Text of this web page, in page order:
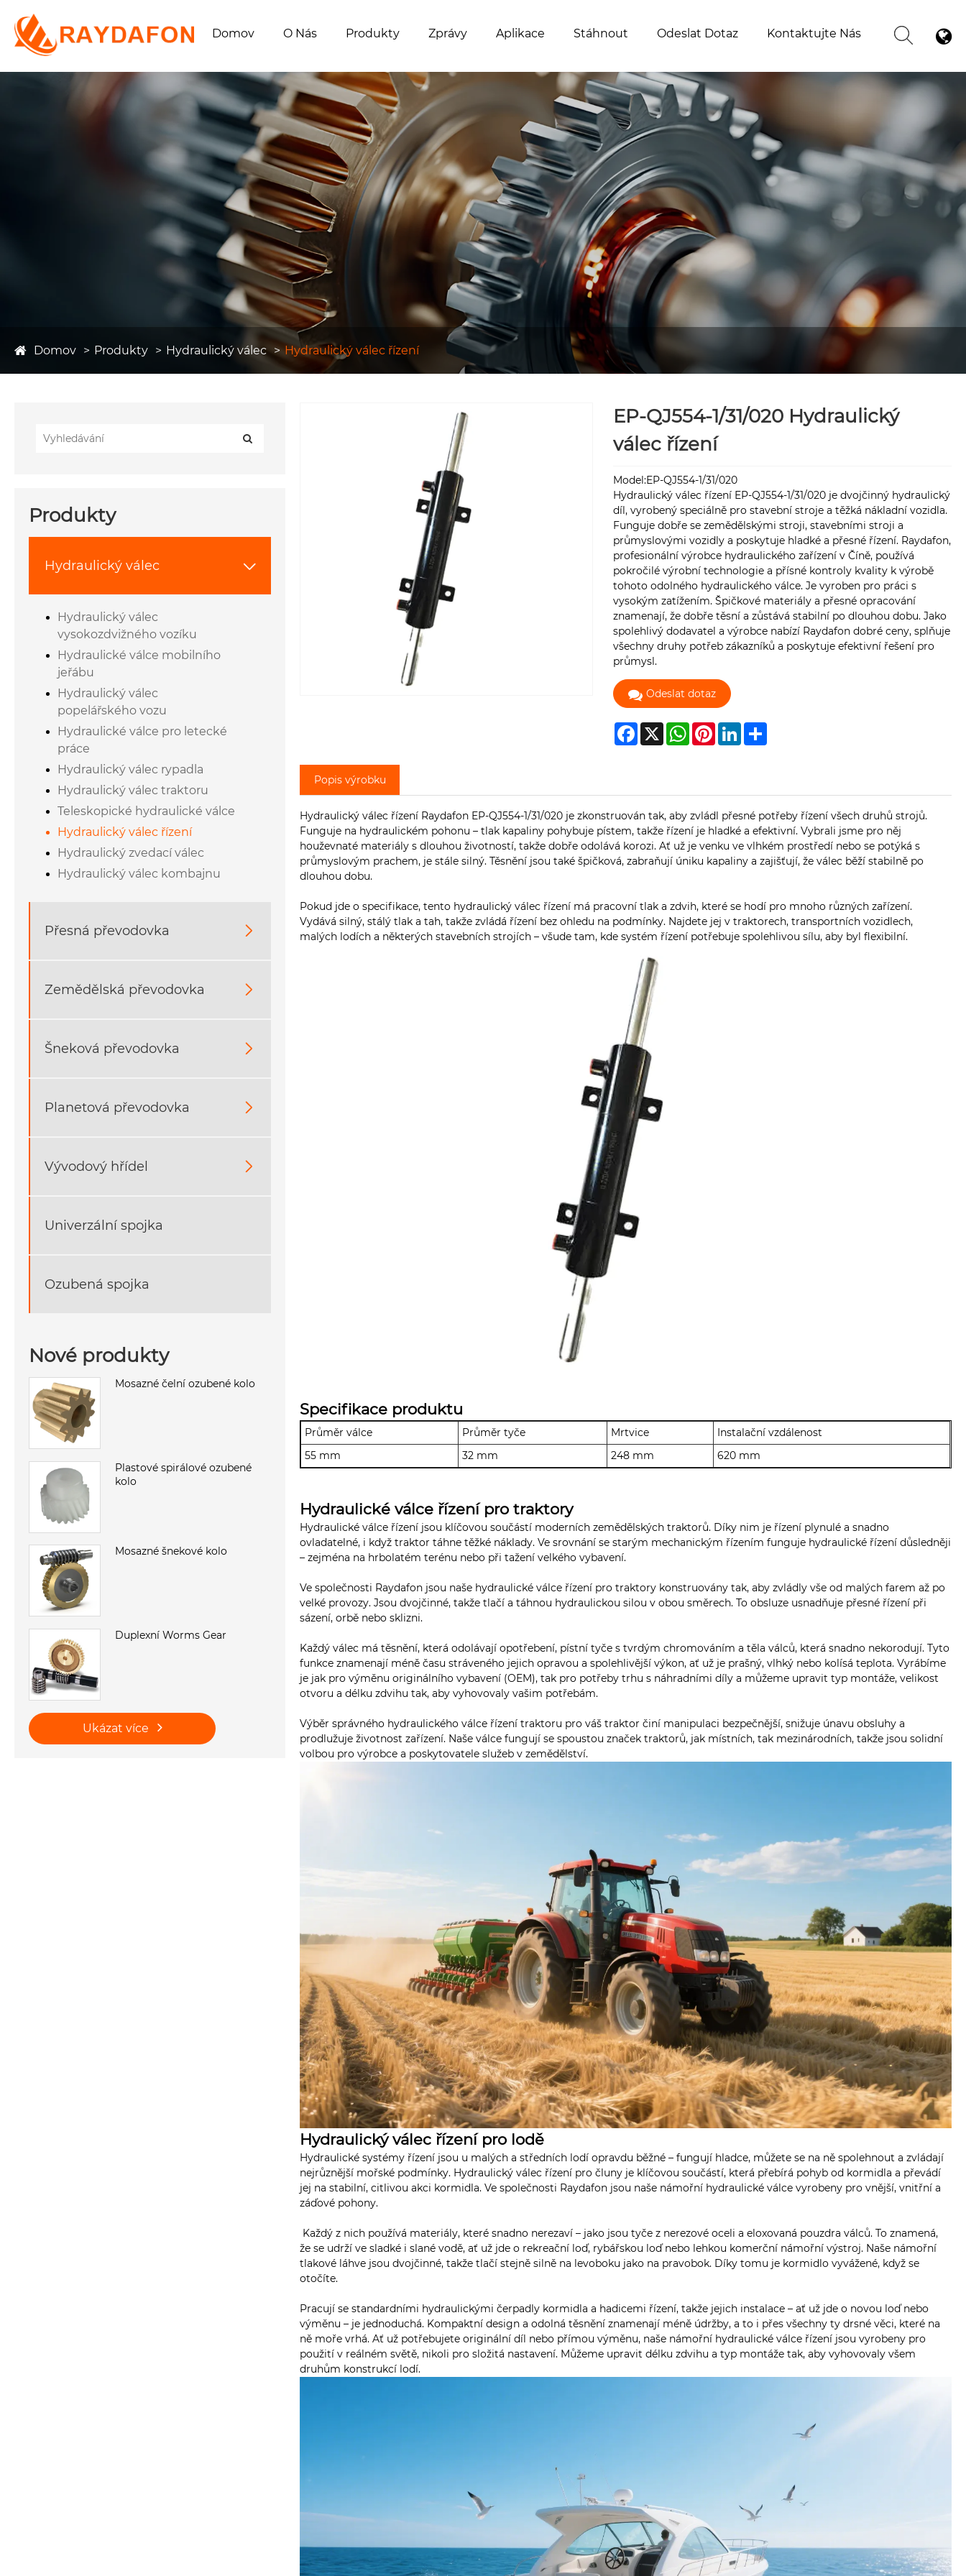
Domov O Nás Produkty Zprávy Aplikace Stáhnout Odeslat Dotaz Kontaktujte Nás
Domov Produkty Hydraulický válec Hydraulický válec řízení
Produkty
Hydraulický válec 
Hydraulický válec
vysokozdvižného vozíku
Hydraulické válce mobilního
jeřábu
Hydraulický válec
popelářského vozu
Hydraulické válce pro letecké
práce
Hydraulický válec rypadla
Hydraulický válec traktoru
Teleskopické hydraulické válce
Hydraulický válec řízení
Hydraulický zvedací válec
Hydraulický válec kombajnu
Přesná převodovka 
Zemědělská převodovka 
Šneková převodovka 
Planetová převodovka 
Vývodový hřídel 
Univerzální spojka
Ozubená spojka
Nové produkty
Mosazné čelní ozubené kolo
Plastové spirálové ozubené
kolo
Mosazné šnekové kolo
Duplexní Worms Gear
Ukázat více
EP-QJ554-1/31/020 Hydraulický
válec řízení
Model:EP-QJ554-1/31/020
Hydraulický válec řízení EP-QJ554-1/31/020 je dvojčinný hydraulický
díl, vyrobený speciálně pro stavební stroje a těžká nákladní vozidla.
Funguje dobře se zemědělskými stroji, stavebními stroji a
průmyslovými vozidly a poskytuje hladké a přesné řízení. Raydafon,
profesionální výrobce hydraulického zařízení v Číně, používá
pokročilé výrobní technologie a přísné kontroly kvality k výrobě
tohoto odolného hydraulického válce. Je vyroben pro práci s
vysokým zatížením. Špičkové materiály a přesné opracování
znamenají, že dobře těsní a zůstává stabilní po dlouhou dobu. Jako
spolehlivý dodavatel a výrobce nabízí Raydafon dobré ceny, splňuje
všechny druhy potřeb zákazníků a poskytuje efektivní řešení pro
průmysl.
Odeslat dotaz
Facebook
X WhatsApp
PinterestLinkedInShare
Popis výrobku
Hydraulický válec řízení Raydafon EP-QJ554-1/31/020 je zkonstruován tak, aby zvládl přesné potřeby řízení všech druhů strojů.
Funguje na hydraulickém pohonu – tlak kapaliny pohybuje pístem, takže řízení je hladké a efektivní. Vybrali jsme pro něj
houževnaté materiály s dlouhou životností, takže dobře odolává korozi. Ať už je venku ve vlhkém prostředí nebo se potýká s
průmyslovým prachem, je stále silný. Těsnění jsou také špičková, zabraňují úniku kapaliny a zajišťují, že válec běží stabilně po
dlouhou dobu.
Pokud jde o specifikace, tento hydraulický válec řízení má pracovní tlak a zdvih, které se hodí pro mnoho různých zařízení.
Vydává silný, stálý tlak a tah, takže zvládá řízení bez ohledu na podmínky. Najdete jej v traktorech, transportních vozidlech,
malých lodích a některých stavebních strojích – všude tam, kde systém řízení potřebuje spolehlivou sílu, aby byl flexibilní.
Specifikace produktu
Průměr válce Průměr tyče Mrtvice
Instalační vzdálenost
55 mm
32 mm 248 mm 620 mm
Hydraulické válce řízení pro traktory
Hydraulické válce řízení jsou klíčovou součástí moderních zemědělských traktorů. Díky nim je řízení plynulé a snadno
ovladatelné, i když traktor táhne těžké náklady. Ve srovnání se starým mechanickým řízením funguje hydraulické řízení důsledněji
– zejména na hrbolatém terénu nebo při tažení velkého vybavení.
Ve společnosti Raydafon jsou naše hydraulické válce řízení pro traktory konstruovány tak, aby zvládly vše od malých farem až po
velké provozy. Jsou dvojčinné, takže tlačí a táhnou hydraulickou silou v obou směrech. To obsluze usnadňuje přesné řízení při
sázení, orbě nebo sklizni.
Každý válec má těsnění, která odolávají opotřebení, pístní tyče s tvrdým chromováním a těla válců, která snadno nekorodují. Tyto
funkce znamenají méně času stráveného jejich opravou a spolehlivější výkon, ať už je prašný, vlhký nebo kolísá teplota. Vyrábíme
je jak pro výměnu originálního vybavení (OEM), tak pro potřeby trhu s náhradními díly a můžeme upravit typ montáže, velikost
otvoru a délku zdvihu tak, aby vyhovovaly vašim potřebám.
Výběr správného hydraulického válce řízení traktoru pro váš traktor činí manipulaci bezpečnější, snižuje únavu obsluhy a
prodlužuje životnost zařízení. Naše válce fungují se spoustou značek traktorů, jak místních, tak mezinárodních, takže jsou solidní
volbou pro výrobce a poskytovatele služeb v zemědělství.
Hydraulický válec řízení pro lodě
Hydraulické systémy řízení jsou u malých a středních lodí opravdu běžné – fungují hladce, můžete se na ně spolehnout a zvládají
nejrůznější mořské podmínky. Hydraulický válec řízení pro čluny je klíčovou součástí, která přebírá pohyb od kormidla a převádí
jej na stabilní, citlivou akci kormidla. Ve společnosti Raydafon jsou naše námořní hydraulické válce vyrobeny pro vnější, vnitřní a
záďové pohony.
Každý z nich používá materiály, které snadno nerezaví – jako jsou tyče z nerezové oceli a eloxovaná pouzdra válců. To znamená,
že se udrží ve sladké i slané vodě, ať už jde o rekreační loď, rybářskou loď nebo lehkou komerční námořní výstroj. Naše námořní
tlakové láhve jsou dvojčinné, takže tlačí stejně silně na levoboku jako na pravobok. Díky tomu je kormidlo vyvážené, když se
otočíte.
Pracují se standardními hydraulickými čerpadly kormidla a hadicemi řízení, takže jejich instalace – ať už jde o novou loď nebo
výměnu – je jednoduchá. Kompaktní design a odolná těsnění znamenají méně údržby, a to i přes všechny ty drsné věci, které na
ně moře vrhá. Ať už potřebujete originální díl nebo přímou výměnu, naše námořní hydraulické válce řízení jsou vyrobeny pro
použití v reálném světě, nikoli pro složitá nastavení. Můžeme upravit délku zdvihu a typ montáže tak, aby vyhovovaly všem
druhům konstrukcí lodí.